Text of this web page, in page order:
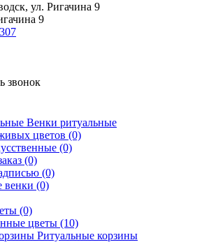
ул. Ригачина 9
9
звонок
Венки ритуальные
цветов (0)
(0)
(0)
(0)
венки (0)
(0)
цветы (10)
Ритуальные корзины